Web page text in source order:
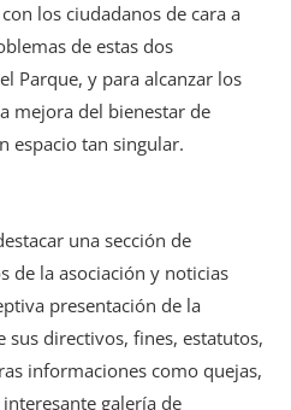
los ciudadanos de cara a
de estas dos
Parque, y para alcanzar los
mejora del bienestar de
espacio tan singular.
una sección de
de la asociación y noticias
presentación de la
sus directivos, fines, estatutos,
informaciones como quejas,
galería de